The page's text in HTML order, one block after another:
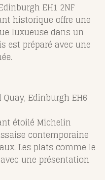
EH1 2NF
historique offre une
luxueuse dans un
est préparé avec une
Edinburgh EH6
étoilé Michelin
contemporaine
Les plats comme le
une présentation